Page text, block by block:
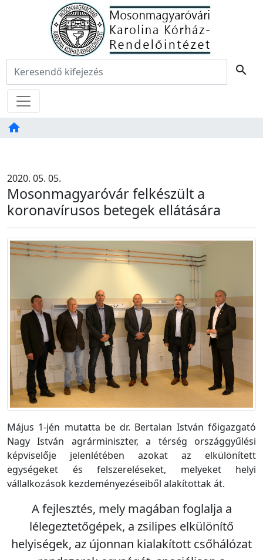
Főoldal
Keresés: search
Menü
home
TAB
2020. 05. 05.
Mosonmagyaróvár felkészült a
koronavírusos betegek ellátására
Május 1-jén mutatta be dr. Bertalan István főigazgató
Nagy István agrárminiszter, a térség országgyűlési
képviselője jelenlétében azokat az elkülönített
egységeket és felszereléseket, melyeket helyi
vállalkozások kezdeményezéseiből alakítottak át.
A fejlesztés, mely magában foglalja a
lélegeztetőgépek, a zsilipes elkülönítő
helyiségek, az újonnan kialakított csőhálózat